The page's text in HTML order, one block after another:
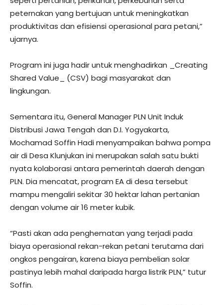
peternakan yang bertujuan untuk meningkatkan
produktivitas dan efisiensi operasional para petani,”
ujarnya.
Program ini juga hadir untuk menghadirkan _Creating
Shared Value_ (CSV) bagi masyarakat dan
lingkungan.
Sementara itu, General Manager PLN Unit Induk
Distribusi Jawa Tengah dan D.I. Yogyakarta,
Mochamad Soffin Hadi menyampaikan bahwa pompa
air di Desa Klunjukan ini merupakan salah satu bukti
nyata kolaborasi antara pemerintah daerah dengan
PLN. Dia mencatat, program EA di desa tersebut
mampu mengaliri sekitar 30 hektar lahan pertanian
dengan volume air 16 meter kubik.
“Pasti akan ada penghematan yang terjadi pada
biaya operasional rekan-rekan petani terutama dari
ongkos pengairan, karena biaya pembelian solar
pastinya lebih mahal daripada harga listrik PLN,” tutur
Soffin.